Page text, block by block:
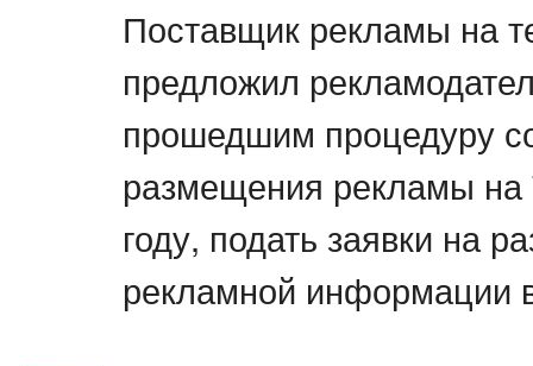
Поставщик рекламы на
предложил
прошедшим процедуру
размещения рекламы
году, подать заявки на
рекламной информации